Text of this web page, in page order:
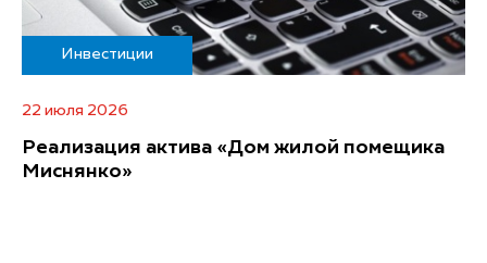
Инвестиции
22 июля 2026
Реализация актива «Дом жилой помещика
Миснянко»